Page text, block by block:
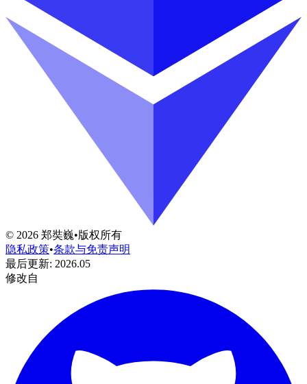
© 2026 郑奘巍•版权所有
隐私政策•条款与免责声明
最后更新: 2026.05
修改自